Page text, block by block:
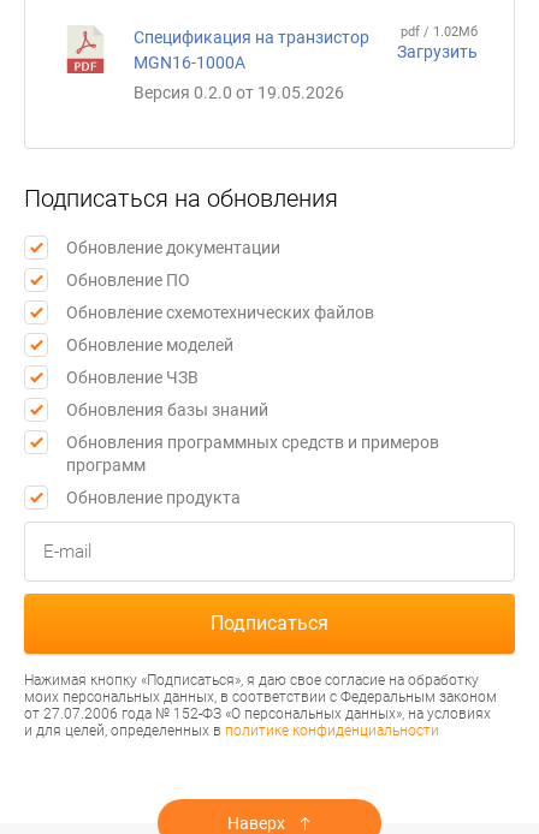
Спецификация на транзистор
MGN16-1000А
Версия 0.2.0 от 19.05.2026
pdf / 1.02Мб
Загрузить
Подписаться на обновления
Обновление документации
Обновление ПО
Обновление схемотехнических файлов
Обновление моделей
Обновление ЧЗВ
Обновления базы знаний
Обновления программных средств и примеров
программ
Обновление продукта
Нажимая кнопку «Подписаться», я даю свое согласие на обработку
моих персональных данных, в соответствии с Федеральным законом
от 27.07.2006 года № 152-ФЗ «О персональных данных», на условиях
и для целей, определенных в политике конфиденциальности
Наверх